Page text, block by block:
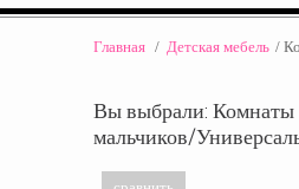
Главная / Детская мебель /
Вы выбрали:
мальчиков/